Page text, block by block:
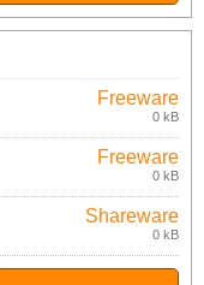
Freeware
0 kB
Freeware
0 kB
Shareware
0 kB